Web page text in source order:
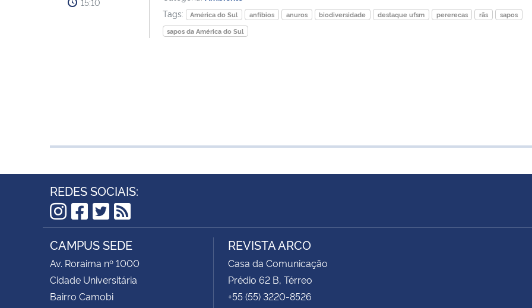
Tags:
América do Sul anfíbios anuros biodiversidade destaque ufsm pererecas rãs
sapos
sapos da América do Sul
REDES SOCIAIS:
Instagram
Facebook
Twitter
RSS
CAMPUS SEDE
Av. Roraima nº 1000
Cidade Universitária
Bairro Camobi
REVISTA ARCO
Casa da Comunicação
Prédio 62 B, Térreo
+55 (55) 3220-8526